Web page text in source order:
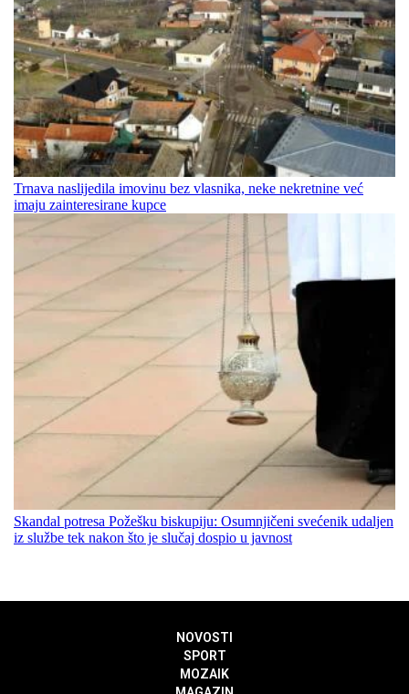
Trnava naslijedila imovinu bez vlasnika, neke nekretnine već
imaju zainteresirane kupce
Skandal potresa Požešku biskupiju: Osumnjičeni svećenik udaljen
iz službe tek nakon što je slučaj dospio u javnost
NOVOSTI
SPORT
MOZAIK